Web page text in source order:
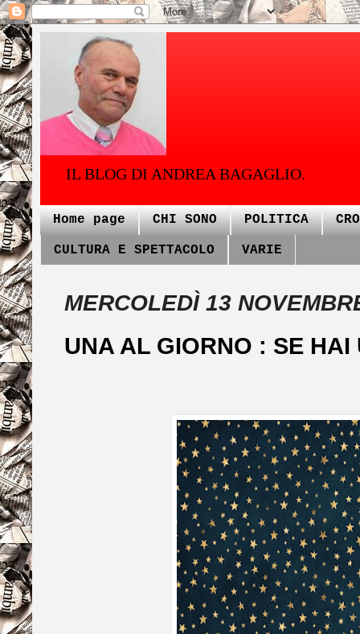
IL BLOG DI ANDREA BAGAGLIO.
Home page CHI SONO POLITICA
CULTURA E SPETTACOLO VARIE
MERCOLEDÌ 13
UNA AL GIORNO : SE